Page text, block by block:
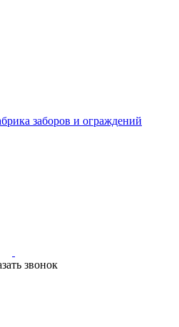
заборов и ограждений
звонок